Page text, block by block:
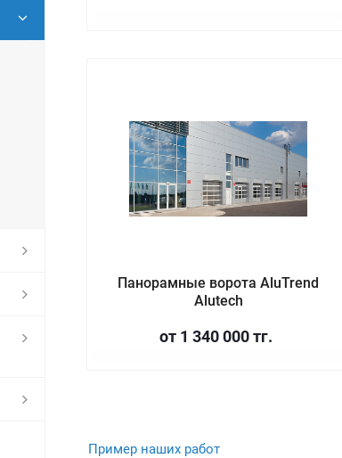
Панорамные ворота AluTrend
Alutech
от 1 340 000 тг.
Пример наших работ